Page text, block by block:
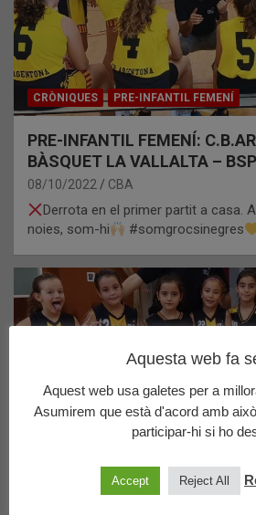
CRÒNIQUES PRE-INFANTIL FEMENÍ
PRE-INFANTIL FEMENÍ:
BÀSQUET LA VALLALTA –
08/10/2022 CBA
Derrota en el primer partit a casa.
noies, som-hi
#somgrocsinegres
PRE-MINI FEMENÍ
Aquesta web fa
Aquest web usa galetes per a
Asumirem que està d'acord amb
participar-hi si ho
Accept Reject All